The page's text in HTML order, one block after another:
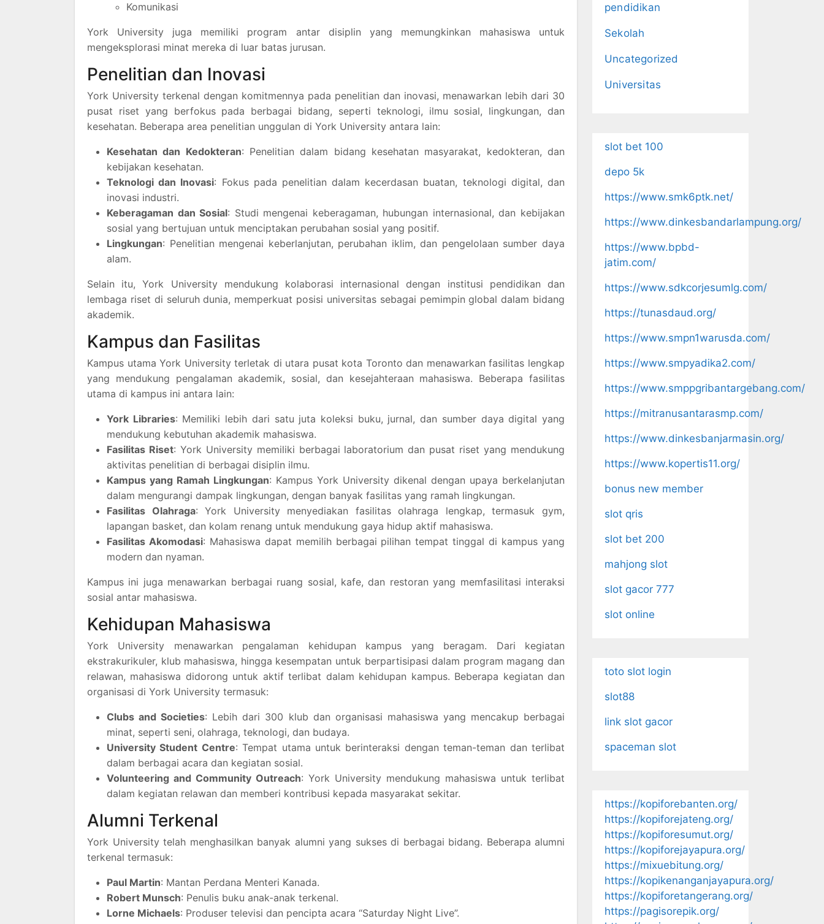
Komunikasi
York University juga memiliki program antar disiplin yang memungkinkan mahasiswa untuk
mengeksplorasi minat mereka di luar batas jurusan.
Penelitian dan Inovasi
York University terkenal dengan komitmennya pada penelitian dan inovasi, menawarkan lebih dari 30
pusat riset yang berfokus pada berbagai bidang, seperti teknologi, ilmu sosial, lingkungan, dan
kesehatan. Beberapa area penelitian unggulan di York University antara lain:
Kesehatan dan Kedokteran: Penelitian dalam bidang kesehatan masyarakat, kedokteran, dan
kebijakan kesehatan.
Teknologi dan Inovasi: Fokus pada penelitian dalam kecerdasan buatan, teknologi digital, dan
inovasi industri.
Keberagaman dan Sosial: Studi mengenai keberagaman, hubungan internasional, dan kebijakan
sosial yang bertujuan untuk menciptakan perubahan sosial yang positif.
Lingkungan: Penelitian mengenai keberlanjutan, perubahan iklim, dan pengelolaan sumber daya
alam.
Selain itu, York University mendukung kolaborasi internasional dengan institusi pendidikan dan
lembaga riset di seluruh dunia, memperkuat posisi universitas sebagai pemimpin global dalam bidang
akademik.
Kampus dan Fasilitas
Kampus utama York University terletak di utara pusat kota Toronto dan menawarkan fasilitas lengkap
yang mendukung pengalaman akademik, sosial, dan kesejahteraan mahasiswa. Beberapa fasilitas
utama di kampus ini antara lain:
York Libraries: Memiliki lebih dari satu juta koleksi buku, jurnal, dan sumber daya digital yang
mendukung kebutuhan akademik mahasiswa.
Fasilitas Riset: York University memiliki berbagai laboratorium dan pusat riset yang mendukung
aktivitas penelitian di berbagai disiplin ilmu.
Kampus yang Ramah Lingkungan: Kampus York University dikenal dengan upaya berkelanjutan
dalam mengurangi dampak lingkungan, dengan banyak fasilitas yang ramah lingkungan.
Fasilitas Olahraga: York University menyediakan fasilitas olahraga lengkap, termasuk gym,
lapangan basket, dan kolam renang untuk mendukung gaya hidup aktif mahasiswa.
Fasilitas Akomodasi: Mahasiswa dapat memilih berbagai pilihan tempat tinggal di kampus yang
modern dan nyaman.
Kampus ini juga menawarkan berbagai ruang sosial, kafe, dan restoran yang memfasilitasi interaksi
sosial antar mahasiswa.
Kehidupan Mahasiswa
York University menawarkan pengalaman kehidupan kampus yang beragam. Dari kegiatan
ekstrakurikuler, klub mahasiswa, hingga kesempatan untuk berpartisipasi dalam program magang dan
relawan, mahasiswa didorong untuk aktif terlibat dalam kehidupan kampus. Beberapa kegiatan dan
organisasi di York University termasuk:
Clubs and Societies: Lebih dari 300 klub dan organisasi mahasiswa yang mencakup berbagai
minat, seperti seni, olahraga, teknologi, dan budaya.
University Student Centre: Tempat utama untuk berinteraksi dengan teman-teman dan terlibat
dalam berbagai acara dan kegiatan sosial.
Volunteering and Community Outreach: York University mendukung mahasiswa untuk terlibat
dalam kegiatan relawan dan memberi kontribusi kepada masyarakat sekitar.
Alumni Terkenal
York University telah menghasilkan banyak alumni yang sukses di berbagai bidang. Beberapa alumni
terkenal termasuk:
Paul Martin: Mantan Perdana Menteri Kanada.
Robert Munsch: Penulis buku anak-anak terkenal.
Lorne Michaels: Produser televisi dan pencipta acara “Saturday Night Live”.
pendidikan
Sekolah
Uncategorized
Universitas
slot bet 100
depo 5k
https://www.smk6ptk.net/
https://www.dinkesbandarlampung.org/
https://www.bpbd-
jatim.com/
https://www.sdkcorjesumlg.com/
https://tunasdaud.org/
https://www.smpn1warusda.com/
https://www.smpyadika2.com/
https://www.smppgribantargebang.com/
https://mitranusantarasmp.com/
https://www.dinkesbanjarmasin.org/
https://www.kopertis11.org/
bonus new member
slot qris
slot bet 200
mahjong slot
slot gacor 777
slot online
toto slot login
slot88
link slot gacor
spaceman slot
https://kopiforebanten.org/
https://kopiforejateng.org/
https://kopiforesumut.org/
https://kopiforejayapura.org/
https://mixuebitung.org/
https://kopikenanganjayapura.org/
https://kopiforetangerang.org/
https://pagisorepik.org/